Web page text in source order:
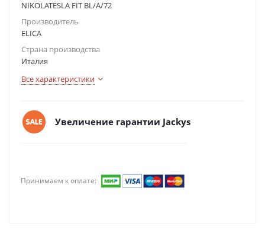
NIKOLATESLA FIT BL/A/72
Производитель
ELICA
Страна производства
Италия
Все характеристики
Увеличение гарантии Jackys
Принимаем к оплате: